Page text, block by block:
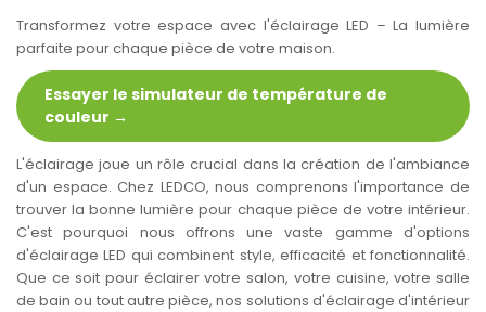
Transformez votre espace avec l'éclairage LED – La lumière
parfaite pour chaque pièce de votre maison.
Essayer le simulateur de température de
couleur →
L'éclairage joue un rôle crucial dans la création de l'ambiance
d'un espace. Chez LEDCO, nous comprenons l'importance de
trouver la bonne lumière pour chaque pièce de votre intérieur.
C'est pourquoi nous offrons une vaste gamme d'options
d'éclairage LED qui combinent style, efficacité et fonctionnalité.
Que ce soit pour éclairer votre salon, votre cuisine, votre salle
de bain ou tout autre pièce, nos solutions d'éclairage d'intérieur